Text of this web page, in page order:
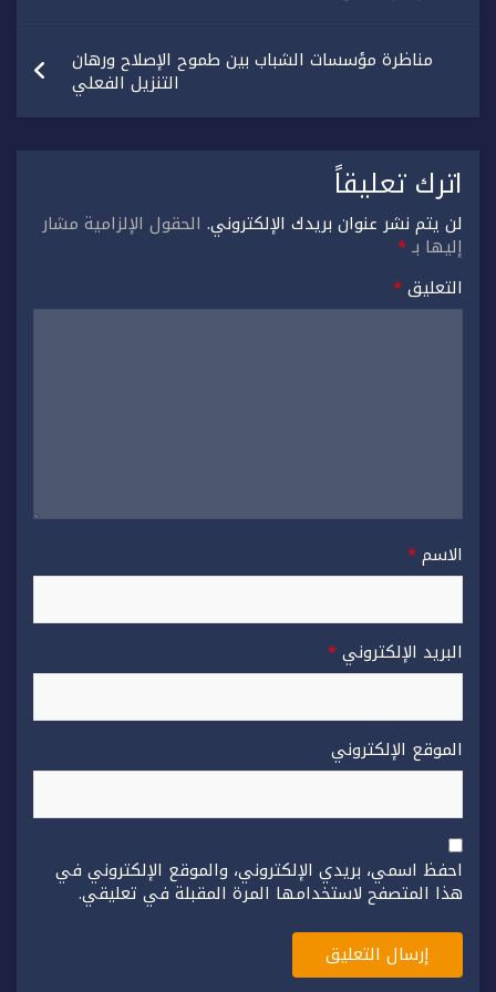
مناظرة مؤسسات الشباب بين طموح الإصلاح ورهان
التنزيل الفعلي
اترك تعليقاً
لن يتم نشر عنوان بريدك الإلكتروني. الحقول الإلزامية مشار
إليها بـ*
التعليق*
الاسم*
البريد الإلكتروني*
الموقع الإلكتروني
احفظ اسمي، بريدي الإلكتروني، والموقع الإلكتروني في
هذا المتصفح لاستخدامها المرة المقبلة في تعليقي.